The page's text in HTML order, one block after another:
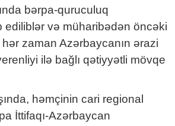
bərpa-quruculuq
ediliblər və müharibədən öncəki
zaman Azərbaycanın ərazi
ilə bağlı qətiyyətli mövqe
həmçinin cari regional
İttifaqı-Azərbaycan